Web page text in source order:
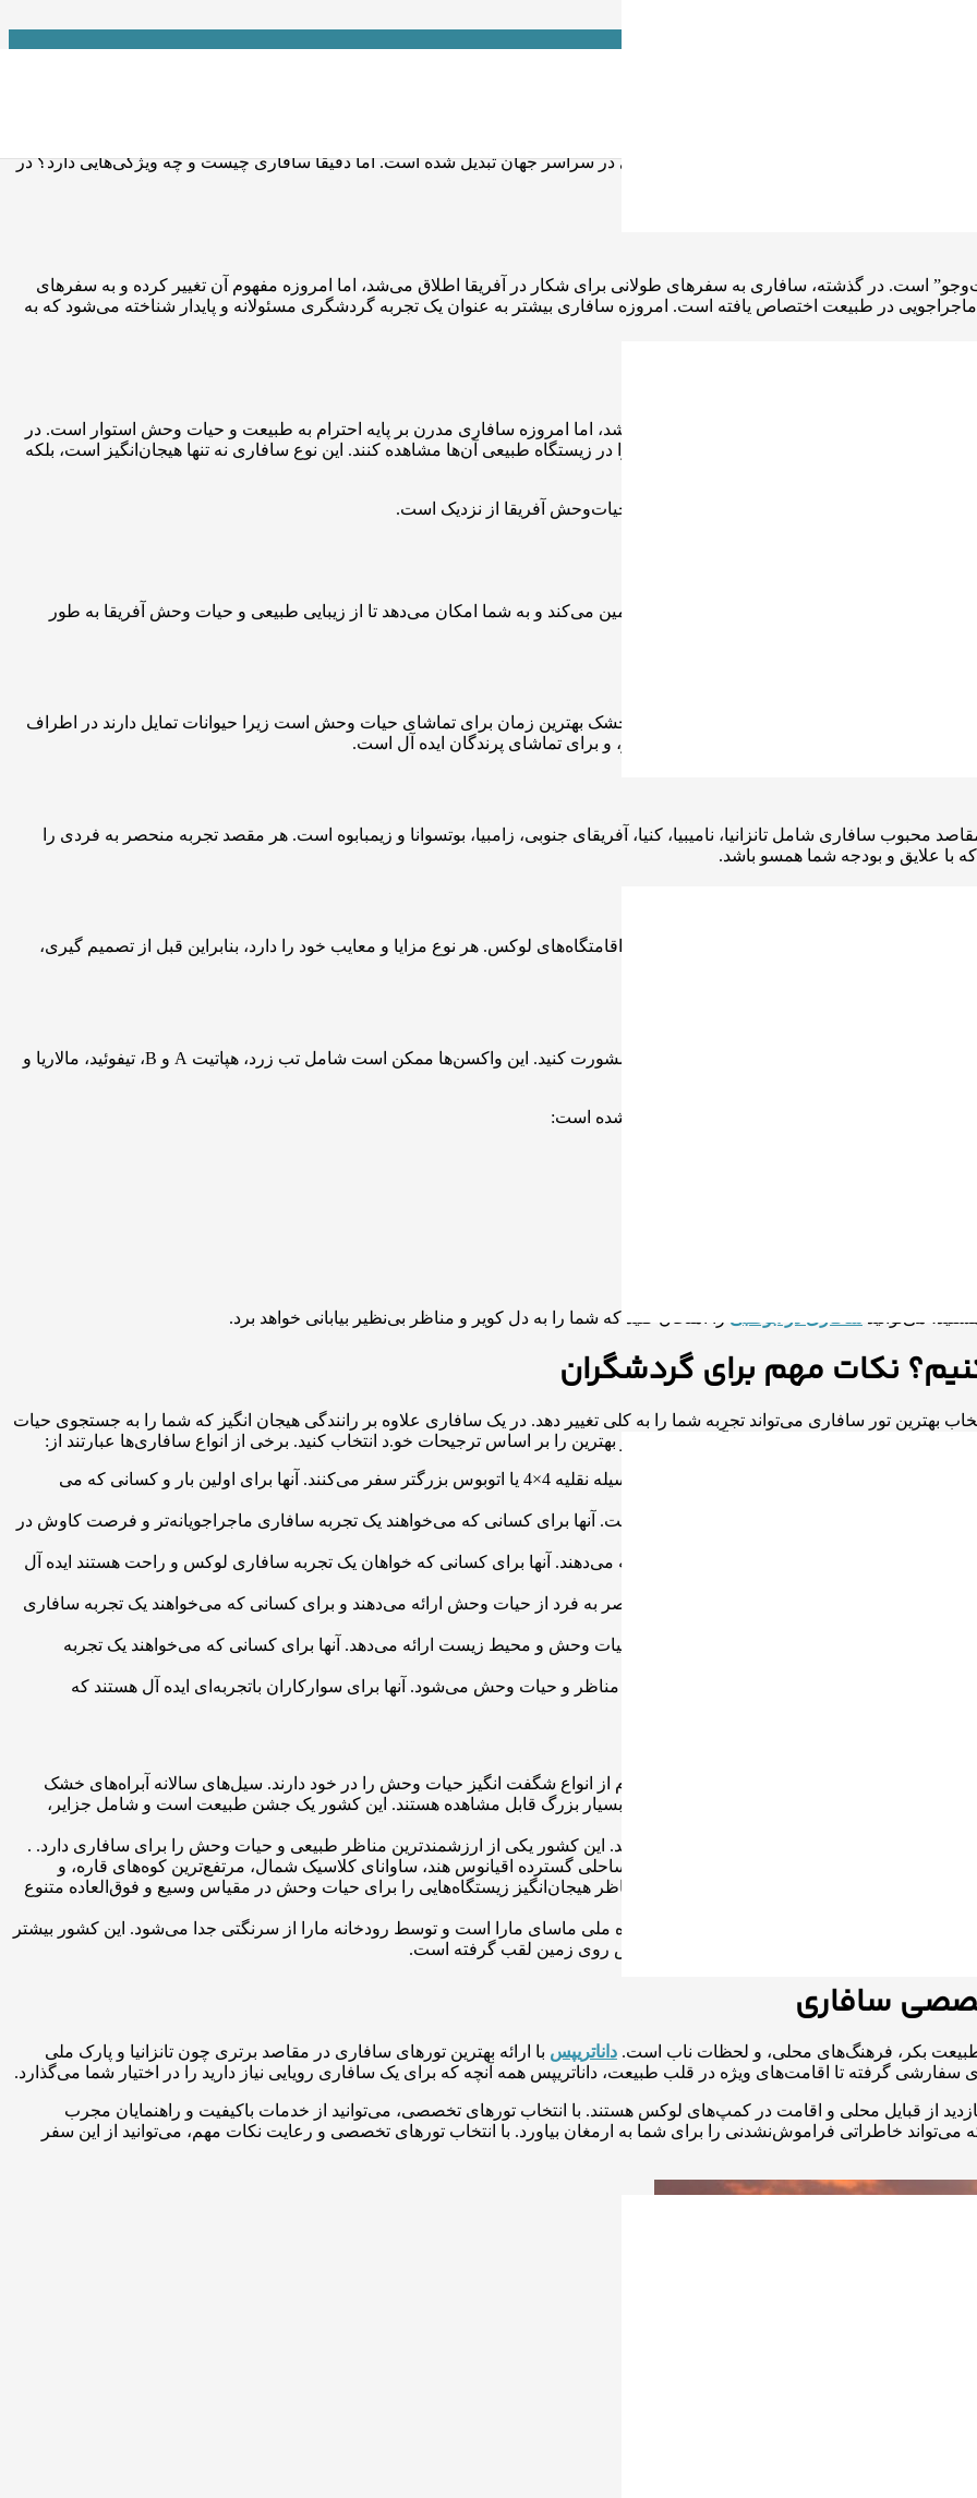
امروزه به یکی از محبوب‌ترین فعالیت‌های گردشگری در سراسر جهان تبدیل شده است. اما دقیقاً سافاری چیست و چه ویژگی‌هایی دارد؟ در
می‌کنیم.
است. در گذشته، سافاری به سفرهای طولانی برای شکار در آفریقا اطلاق می‌شد، اما امروزه مفهوم آن تغییر کرده و به سفرهای
در طبیعت اختصاص یافته است. امروزه سافاری بیشتر به عنوان یک تجربه گردشگری مسئولانه و پایدار شناخته می‌شود که به
سنتی دارد؟
سافاری بیشتر به شکار حیوانات محدود می‌شد، اما امروزه سافاری مدرن بر پایه احترام به طبیعت و حیات وحش استوار است. در
مجهز، به دل طبیعت می‌روند تا حیوانات را در زیستگاه طبیعی آن‌ها مشاهده کنند. این نوع سافاری نه تنها هیجان‌انگیز است، بلکه
یکی از بهترین گزینه‌ها برای دیدن حیات‌وحش آفریقا از نزدیک است.
ریزی مناسب تجربه‌ای امن و لذت بخش را تضمین می‌کند و به شما امکان می‌دهد تا از زیبایی طبیعی و حیات وحش آفریقا به طور
دسترس بودن شما بستگی دارد. به طور کلی، فصل خشک بهترین زمان برای تماشای حیات وحش است زیرا حیوانات تمایل دارند در اطراف
مرطوب کمتر شلوغ است، با مناظر سبز سرسبز، و برای تماشای پرندگان ایده آل است.
سافاری شامل تانزانیا، نامیبیا، کنیا، آفریقای جنوبی، زامبیا، بوتسوانا و زیمبابوه است. هر مقصد تجربه منحصر به فردی را
که با علایق و بودجه شما همسو باشد.
سافاری‌های خودران، سافاری‌های سیار کمپینگ و اقامتگاه‌های لوکس. هر نوع مزایا و معایب خود را دارد، بنابراین قبل از تصمیم گیری،
برای مشاوره در مورد واکسیناسیون‌های لازم و داروهای مورد نیاز برای مقصد انتخابی خود با پزشک یا آژانس مسافرتی مشورت کنید. این واکسن‌ها ممکن است شامل تب زرد، هپاتیت A و B، تیفوئید، مالاریا و
ضروری نیز ایده خوبی است.
برخی از لوازم موردنیاز برای سافاری آورده شده است:
محافظت کنند،
می‌توانید را امتحان کنید که شما را به دل کویر و مناظر بی‌نظیر بیابانی خواهد برد.
نکات مهم برای گردشگران
بهترین تور سافاری می‌تواند تجربه شما را به کلی تغییر دهد. در یک سافاری علاوه بر رانندگی هیجان انگیز که شما را به جستجوی حیات
که می‌توانید در سافاری از آنها لذت ببرید و بهترین را بر اساس ترجیحات خو.د انتخاب کنید. برخی از انواع سافاری‌ها عبارتند از:
تورهای گروهی با راهنما: این سافاری‌ها توسط راهنماهای مجرب هدایت می شوند و معمولاًگروهی از افراد با یک وسیله نقلیه 4×4 یا اتوبوس بزرگتر سفر می‌کنند. آنها برای اولین بار و کسانی که می
محبوب هستند.
به مکان دیگر و راه اندازی یک کمپ موقت است. آنها برای کسانی که می‌خواهند یک تجربه سافاری ماجراجویانه‌تر و فرصت کاوش در
در اقامتگاه‌های سطح بالا یا کمپ‌های چادری ارائه می‌دهند. آنها برای کسانی که خواهان یک تجربه سافاری لوکس و راحت هستند ایده آل
با یک راهنمای با تجربه است. آنها چشم اندازی منحصر به فرد از حیات وحش ارائه می‌دهند و برای کسانی که می‌خواهند یک تجربه سافاری
یا دریاچه‌ها می شود که دیدگاه متفاوتی در مورد حیات وحش و محیط زیست ارائه می‌دهد. آنها برای کسانی که می‌خواهند یک تجربه
می‌شود و راهی منحصر به فرد برای کشف مناظر و حیات وحش می‌شود. آنها برای سوارکاران باتجربه‌ای ایده آل هستند که
صحرا و هم دلتا را در خود جای داده‌اند که هر کدام از انواع شگفت انگیز حیات وحش را در خود دارند. سیل‌های سالانه آبراه‌های خشک
گربه‌سانان بزرگ (یوزپلنگ، پلنگ و شیر) و فیل‌های بسیار بزرگ قابل مشاهده هستند. این کشور یک جشن طبیعت است و شامل جزایر،
حیوان وحشی در پارک ملی سرنگتی مهاجرت می‌کنند. این کشور یکی از ارزشمندترین مناظر طبیعی و حیات وحش را برای سافاری دارد. .
و علفزارهای ساوانا و سرنگتی است. خط ساحلی گسترده اقیانوس هند، ساوانای کلاسیک شمال، مرتفع‌ترین کوه‌های قاره، و
و وقتی صحبت از سافاری به میان می‌آید، این مناظر هیجان‌انگیز زیستگاه‌هایی را برای حیات وحش در مقیاس وسیع و فوق‌العاده متنوع
آفریقایی ارائه می‌دهد. کنیا محل ذخیره‌گاه ملی ماسای مارا است و توسط رودخانه مارا از سرنگتی جدا می‌شود. این کشور بیشتر
مشهور شده که به عنوان بزرگترین منظره حیات وحش روی زمین لقب گرفته است.
سافاری
طبیعت بکر، فرهنگ‌های محلی، و لحظات ناب است. داناتریپس با ارائه بهترین تورهای سافاری در مقاصد برتری چون تانزانیا و پارک ملی
گرفته تا اقامت‌های ویژه در قلب طبیعت، داناتریپس همه آنچه که برای یک سافاری رویایی نیاز دارید را در اختیار شما می‌گذارد.
از قبایل محلی و اقامت در کمپ‌های لوکس هستند. با انتخاب تورهای تخصصی، می‌توانید از خدمات باکیفیت و راهنمایان مجرب
خاطراتی فراموش‌نشدنی را برای شما به ارمغان بیاورد. با انتخاب تورهای تخصصی و رعایت نکات مهم، می‌توانید از این سفر